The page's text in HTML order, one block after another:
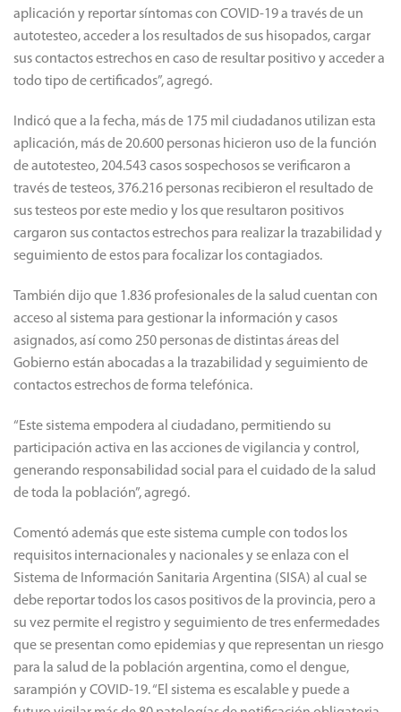
aplicación y reportar síntomas con COVID-19 a través de un
autotesteo, acceder a los resultados de sus hisopados, cargar
sus contactos estrechos en caso de resultar positivo y acceder a
todo tipo de certificados”, agregó.
Indicó que a la fecha, más de 175 mil ciudadanos utilizan esta
aplicación, más de 20.600 personas hicieron uso de la función
de autotesteo, 204.543 casos sospechosos se verificaron a
través de testeos, 376.216 personas recibieron el resultado de
sus testeos por este medio y los que resultaron positivos
cargaron sus contactos estrechos para realizar la trazabilidad y
seguimiento de estos para focalizar los contagiados.
También dijo que 1.836 profesionales de la salud cuentan con
acceso al sistema para gestionar la información y casos
asignados, así como 250 personas de distintas áreas del
Gobierno están abocadas a la trazabilidad y seguimiento de
contactos estrechos de forma telefónica.
“Este sistema empodera al ciudadano, permitiendo su
participación activa en las acciones de vigilancia y control,
generando responsabilidad social para el cuidado de la salud
de toda la población”, agregó.
Comentó además que este sistema cumple con todos los
requisitos internacionales y nacionales y se enlaza con el
Sistema de Información Sanitaria Argentina (SISA) al cual se
debe reportar todos los casos positivos de la provincia, pero a
su vez permite el registro y seguimiento de tres enfermedades
que se presentan como epidemias y que representan un riesgo
para la salud de la población argentina, como el dengue,
sarampión y COVID-19. “El sistema es escalable y puede a